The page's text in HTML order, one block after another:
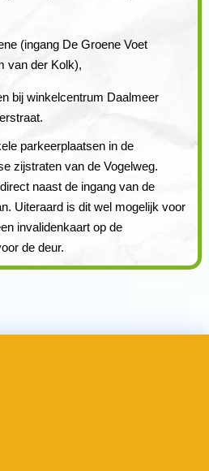
(ingang De Groene Voet
van der Kolk),
bij winkelcentrum Daalmeer
parkeerplaatsen in de
zijstraten van de Vogelweg.
naast de ingang van de
Uiteraard is dit wel mogelijk voor
invalidenkaart op de
de deur.